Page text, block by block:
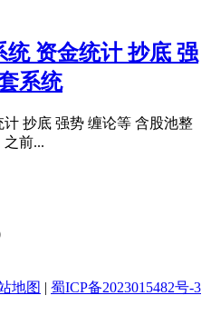
资金统计 抄底 强
系统
抄底 强势 缠论等 含股池整
前...
地图 | 蜀ICP备2023015482号-3